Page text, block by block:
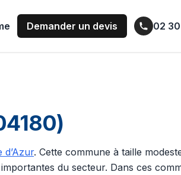
Demander un devis 02
. Cette commune à taille
du secteur. Dans ces